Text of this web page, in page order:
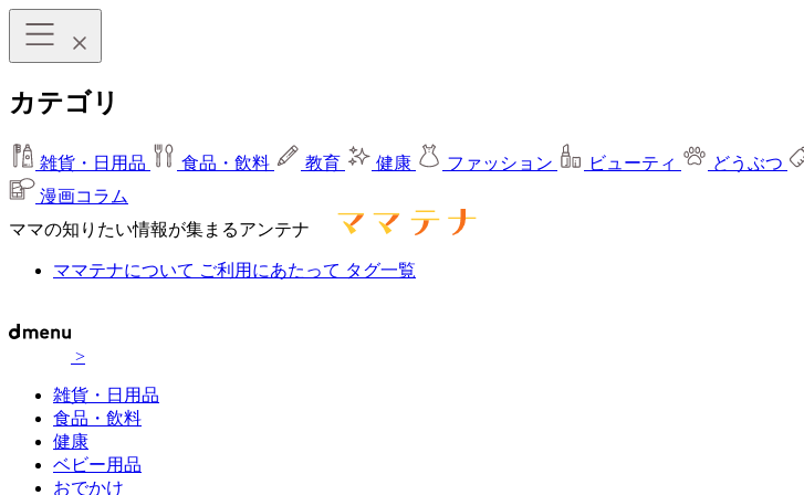
カテゴリ
雑貨・日用品 食品・飲料 教育 健康 ファッション ビューティ どうぶつ
漫画コラム
ママの知りたい情報が集まるアンテナ
ママテナについて ご利用にあたって タグ一覧
>
雑貨・日用品
食品・飲料
健康
ベビー用品
おでかけ